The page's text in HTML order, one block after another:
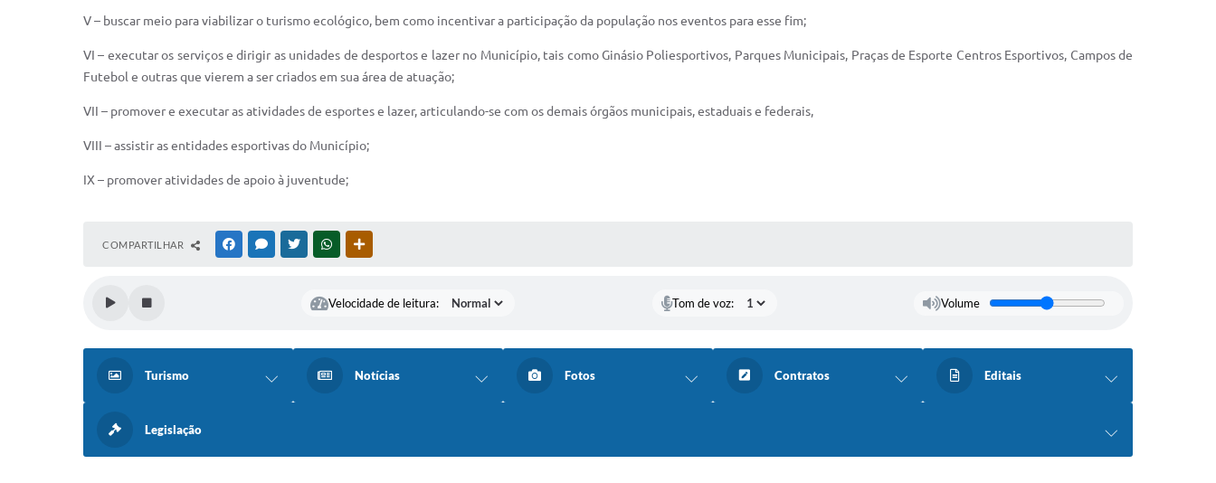
V – buscar meio para viabilizar o turismo ecológico, bem como incentivar a participação da população nos eventos para esse fim;
VI – executar os serviços e dirigir as unidades de desportos e lazer no Município, tais como Ginásio Poliesportivos, Parques Municipais, Praças de Esporte Centros Esportivos, Campos de
Futebol e outras que vierem a ser criados em sua área de atuação;
VII – promover e executar as atividades de esportes e lazer, articulando-se com os demais órgãos municipais, estaduais e federais,
VIII – assistir as entidades esportivas do Município;
IX – promover atividades de apoio à juventude;
COMPARTILHAR FACEBOOKMESSENGER
TWITTERWHATSAPP
Velocidade de leitura: Tom de voz: Volume
Turismo Notícias Fotos Contratos Editais
Legislação